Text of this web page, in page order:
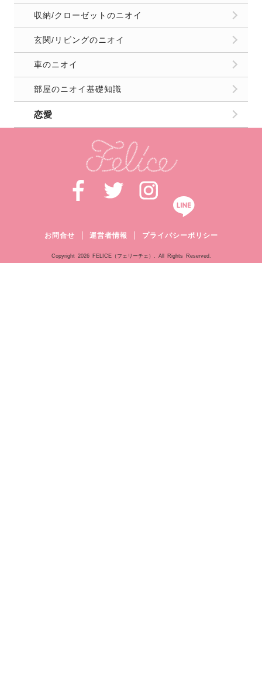
収納/クローゼットのニオイ
玄関/リビングのニオイ
車のニオイ
部屋のニオイ基礎知識
恋愛
お問合せ 運営者情報 プライバシーポリシー
Copyright 2026 FELICE（フェリーチェ）. All Rights Reserved.